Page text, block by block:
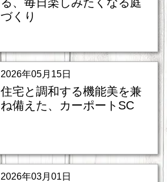
づくり
2026年05月15日
住宅と調和する機能美を兼
ね備えた、カーポートSC
2026年03月01日